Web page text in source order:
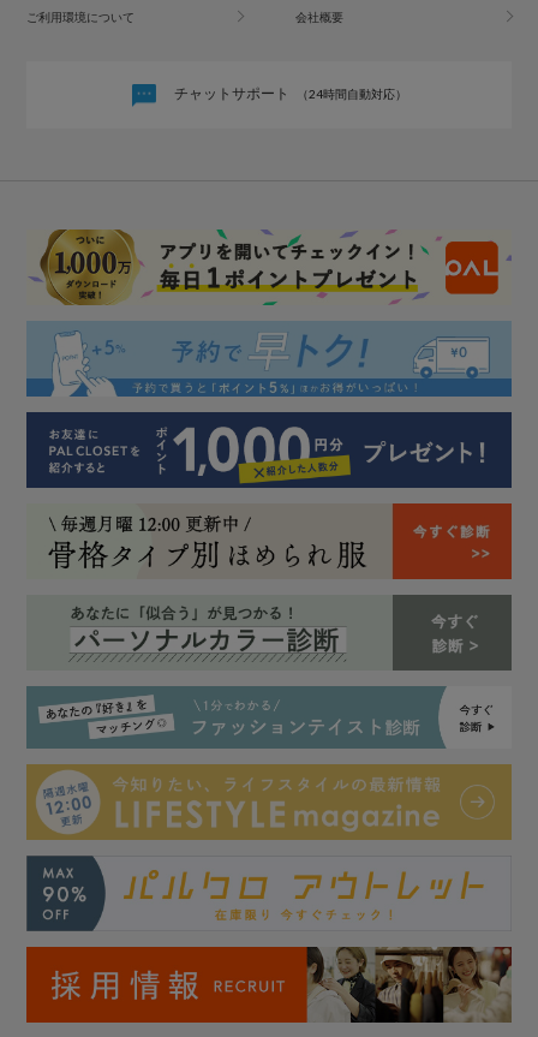
ご利用環境について 会社概要
チャットサポート （24時間自動対応）